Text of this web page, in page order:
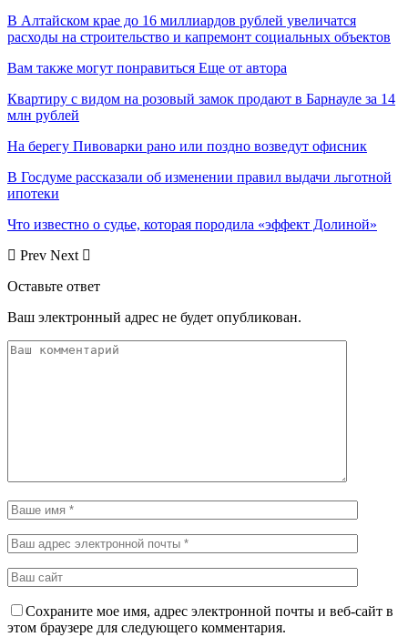
В Алтайском крае до 16 миллиардов рублей увеличатся
расходы на строительство и капремонт социальных объектов
Вам также могут понравиться Еще от автора
Квартиру с видом на розовый замок продают в Барнауле за 14
млн рублей
На берегу Пивоварки рано или поздно возведут офисник
В Госдуме рассказали об изменении правил выдачи льготной
ипотеки
Что известно о судье, которая породила «эффект Долиной»
Prev Next
Оставьте ответ
Ваш электронный адрес не будет опубликован.
Сохраните мое имя, адрес электронной почты и веб-сайт в
этом браузере для следующего комментария.